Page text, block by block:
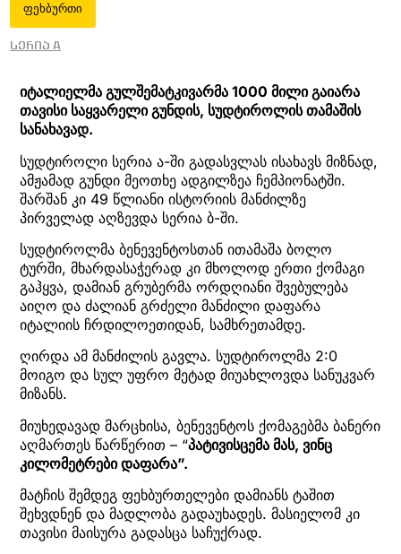
ფეხბურთი
სერია A
იტალიელმა გულშემატკივარმა 1000 მილი გაიარა
თავისი საყვარელი გუნდის, სუდტიროლის თამაშის
სანახავად.
სუდტიროლი სერია ა-ში გადასვლას ისახავს მიზნად,
ამჟამად გუნდი მეოთხე ადგილზეა ჩემპიონატში.
შარშან კი 49 წლიანი ისტორიის მანძილზე
პირველად აღზევდა სერია ბ-ში.
სუდტიროლმა ბენევენტოსთან ითამაშა ბოლო
ტურში, მხარდასაჭერად კი მხოლოდ ერთი ქომაგი
გაჰყვა, დამიან გრუბერმა ორდღიანი შვებულება
აიღო და ძალიან გრძელი მანძილი დაფარა
იტალიის ჩრდილოეთიდან, სამხრეთამდე.
ღირდა ამ მანძილის გავლა. სუდტიროლმა 2:0
მოიგო და სულ უფრო მეტად მიუახლოვდა სანუკვარ
მიზანს.
მიუხედავად მარცხისა, ბენევენტოს ქომაგებმა ბანერი
აღმართეს წარწერით – “პატივისცემა მას, ვინც
კილომეტრები დაფარა”.
მატჩის შემდეგ ფეხბურთელები დამიანს ტაშით
შეხვდნენ და მადლობა გადაუხადეს. მასიელომ კი
თავისი მაისურა გადასცა საჩუქრად.